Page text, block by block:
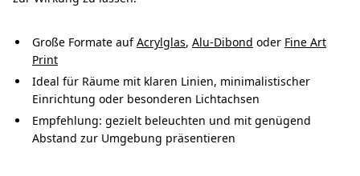
Große Formate aufAcrylglas, Alu-Dibond oder Fine Art
Print
Ideal für Räume mit klaren Linien, minimalistischer
Einrichtung oder besonderen Lichtachsen
Empfehlung: gezielt beleuchten und mit genügend
Abstand zur Umgebung präsentieren